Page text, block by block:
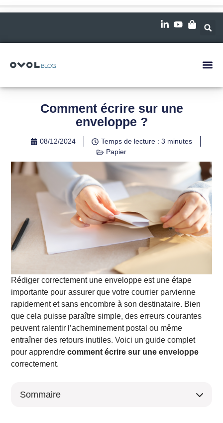
Comment écrire sur une
enveloppe ?
08/12/2024
Temps de lecture : 3 minutes
Papier
Rédiger correctement une enveloppe est une étape
importante pour assurer que votre courrier parvienne
rapidement et sans encombre à son destinataire. Bien
que cela puisse paraître simple, des erreurs courantes
peuvent ralentir l’acheminement postal ou même
entraîner des retours inutiles. Voici un guide complet
pour apprendrecomment écrire sur une enveloppe
correctement.
Sommaire